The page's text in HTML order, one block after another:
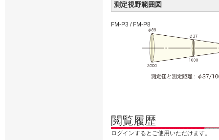
測定視野範囲図
FM-P3 / FM-P8
閲覧履歴
ログインするとご使用いただけます。